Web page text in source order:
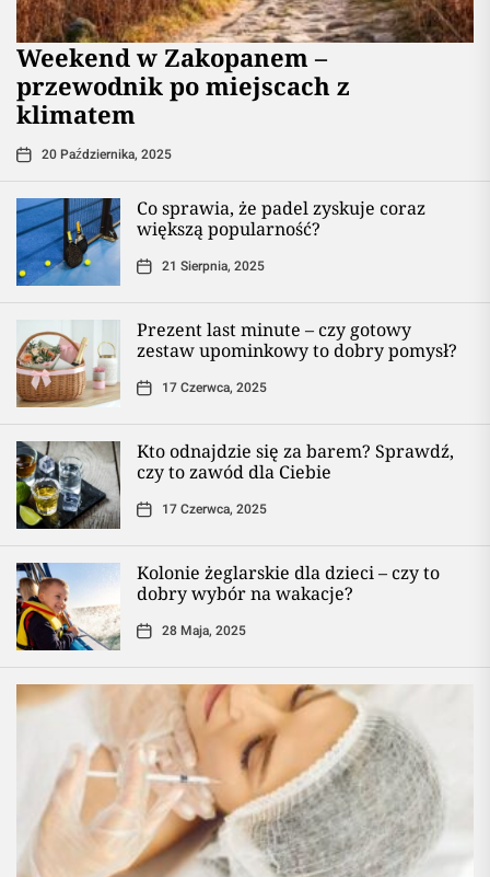
Weekend w Zakopanem –
przewodnik po miejscach z
klimatem
20 Października, 2025
Co sprawia, że padel zyskuje coraz
większą popularność?
21 Sierpnia, 2025
Prezent last minute – czy gotowy
zestaw upominkowy to dobry pomysł?
17 Czerwca, 2025
Kto odnajdzie się za barem? Sprawdź,
czy to zawód dla Ciebie
17 Czerwca, 2025
Kolonie żeglarskie dla dzieci – czy to
dobry wybór na wakacje?
28 Maja, 2025